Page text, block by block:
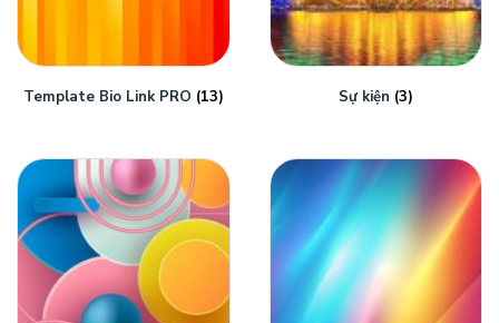
Template Bio Link PRO (13) Sự kiện (3)